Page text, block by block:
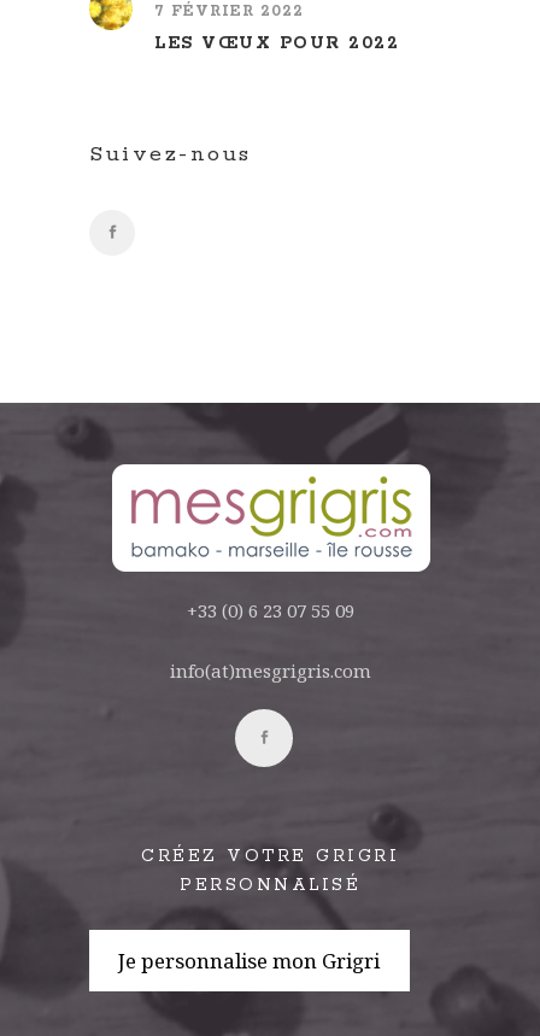
7 FÉVRIER 2022
LES VŒUX POUR 2022
Suivez-nous
+33 (0) 6 23 07 55 09
info(at)mesgrigris.com
CRÉEZ VOTRE GRIGRI
PERSONNALISÉ
Je personnalise mon Grigri